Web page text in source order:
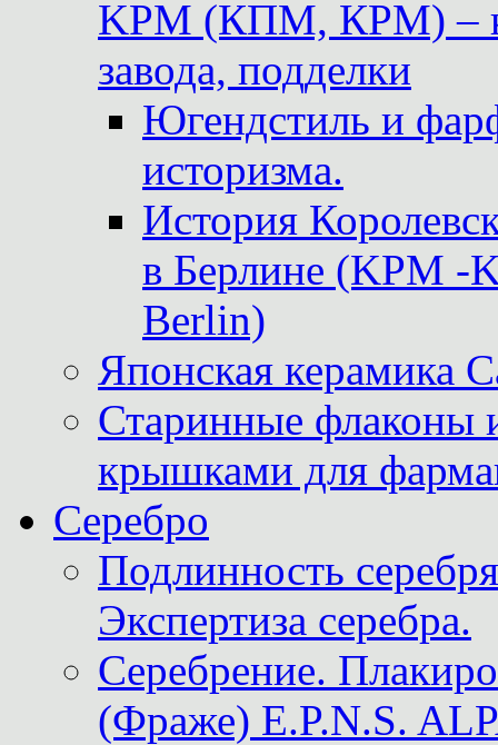
KPM (КПМ, КРМ) –
завода, подделки
Югендстиль и
историзма.
История
в Берлине (KPM -
Berlin)
Японская керамика
Старинные флаконы
крышками для
Серебро
Подлинность
Экспертиза серебра.
Серебрение.
(Фраже) E.P.N.S.